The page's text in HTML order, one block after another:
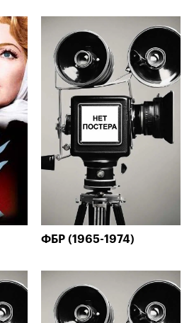
ФБР (1965-1974)